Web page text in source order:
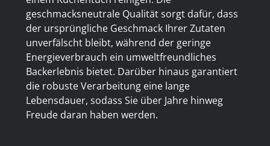
geschmacksneutrale Qualität sorgt dafür, dass
der ursprüngliche Geschmack Ihrer Zutaten
unverfälscht bleibt, während der geringe
Energieverbrauch ein umweltfreundliches
Backerlebnis bietet. Darüber hinaus garantiert
die robuste Verarbeitung eine lange
Lebensdauer, sodass Sie über Jahre hinweg
Freude daran haben werden.